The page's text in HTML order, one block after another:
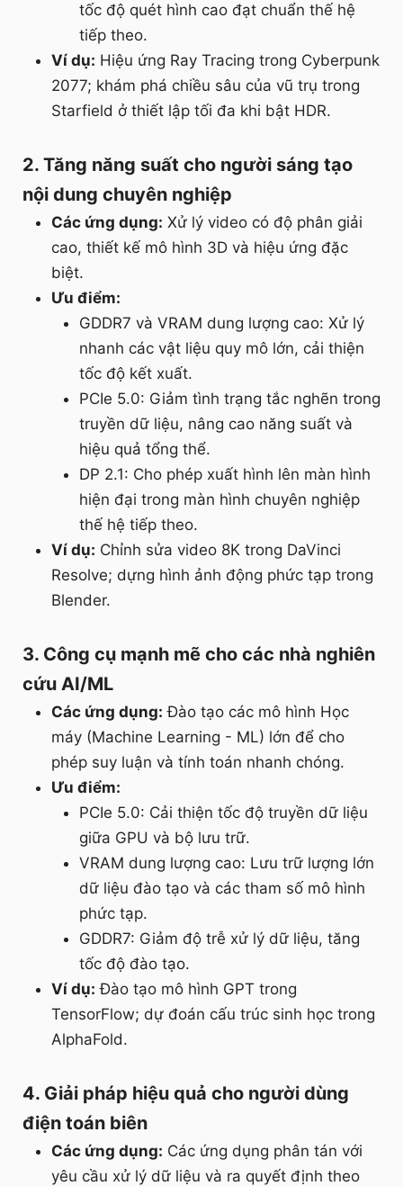
tốc độ quét hình cao đạt chuẩn thế hệ
tiếp theo.
Ví dụ: Hiệu ứng Ray Tracing trong Cyberpunk
2077; khám phá chiều sâu của vũ trụ trong
Starfield ở thiết lập tối đa khi bật HDR.
2. Tăng năng suất cho người sáng tạo
nội dung chuyên nghiệp
Các ứng dụng: Xử lý video có độ phân giải
cao, thiết kế mô hình 3D và hiệu ứng đặc
biệt.
Ưu điểm:
GDDR7 và VRAM dung lượng cao: Xử lý
nhanh các vật liệu quy mô lớn, cải thiện
tốc độ kết xuất.
PCIe 5.0: Giảm tình trạng tắc nghẽn trong
truyền dữ liệu, nâng cao năng suất và
hiệu quả tổng thể.
DP 2.1: Cho phép xuất hình lên màn hình
hiện đại trong màn hình chuyên nghiệp
thế hệ tiếp theo.
Ví dụ: Chỉnh sửa video 8K trong DaVinci
Resolve; dựng hình ảnh động phức tạp trong
Blender.
3. Công cụ mạnh mẽ cho các nhà nghiên
cứu AI/ML
Các ứng dụng: Đào tạo các mô hình Học
máy (Machine Learning - ML) lớn để cho
phép suy luận và tính toán nhanh chóng.
Ưu điểm:
PCIe 5.0: Cải thiện tốc độ truyền dữ liệu
giữa GPU và bộ lưu trữ.
VRAM dung lượng cao: Lưu trữ lượng lớn
dữ liệu đào tạo và các tham số mô hình
phức tạp.
GDDR7: Giảm độ trễ xử lý dữ liệu, tăng
tốc độ đào tạo.
Ví dụ: Đào tạo mô hình GPT trong
TensorFlow; dự đoán cấu trúc sinh học trong
AlphaFold.
4. Giải pháp hiệu quả cho người dùng
điện toán biên
Các ứng dụng: Các ứng dụng phân tán với
yêu cầu xử lý dữ liệu và ra quyết định theo